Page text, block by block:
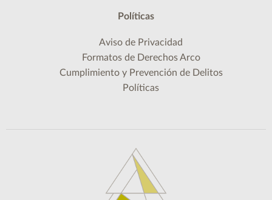
Políticas
Aviso de Privacidad
Formatos de Derechos Arco
Cumplimiento y Prevención de Delitos
Políticas